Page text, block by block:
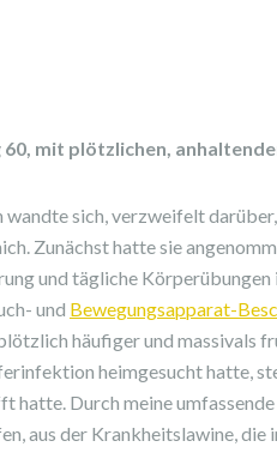
mit plötzlichen,
sich, verzweifelt
Zunächst hatte sie
und tägliche
und Bewegungsapparat-
häufiger und massivals
heimgesucht hatte,
hatte. Durch meine
aus der Krankheitslawine, die